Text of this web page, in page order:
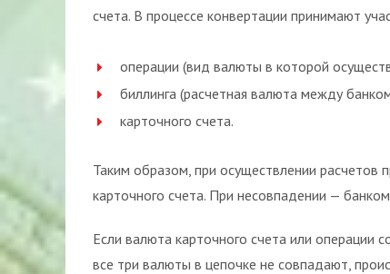
счета. В процессе конвертации принимают
операции (вид валюты в которой
биллинга (расчетная валюта между
карточного счета.
Таким образом, при осуществлении расчетов
карточного счета. При несовпадении —
Если валюта карточного счета или операции
все три валюты в цепочке не совпадают,